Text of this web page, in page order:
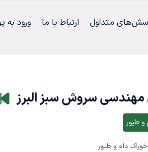
متداول ارتباط با ما ورود به
سروش سبز البرز
و طیور
خوراک دام و طیور